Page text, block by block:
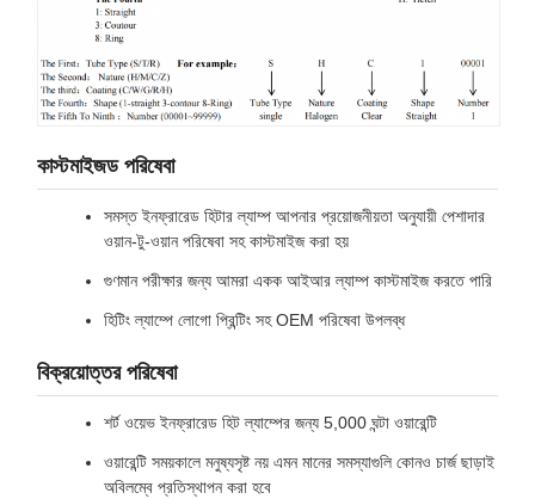
কাস্টমাইজড পরিষেবা
সমস্ত ইনফ্রারেড হিটার ল্যাম্প আপনার প্রয়োজনীয়তা অনুযায়ী পেশাদার
ওয়ান-টু-ওয়ান পরিষেবা সহ কাস্টমাইজ করা হয়
গুণমান পরীক্ষার জন্য আমরা একক আইআর ল্যাম্প কাস্টমাইজ করতে পারি
হিটিং ল্যাম্পে লোগো প্রিন্টিং সহ OEM পরিষেবা উপলব্ধ
বিক্রয়োত্তর পরিষেবা
শর্ট ওয়েভ ইনফ্রারেড হিট ল্যাম্পের জন্য 5,000 ঘন্টা ওয়ারেন্টি
ওয়ারেন্টি সময়কালে মনুষ্যসৃষ্ট নয় এমন মানের সমস্যাগুলি কোনও চার্জ ছাড়াই
অবিলম্বে প্রতিস্থাপন করা হবে